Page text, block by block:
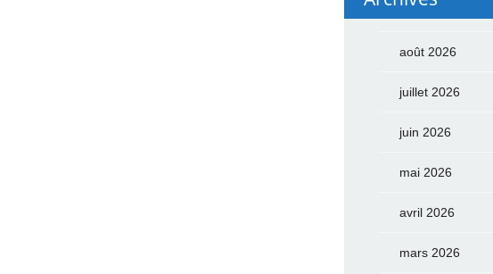
août 2026
juillet 2026
juin 2026
mai 2026
avril 2026
mars 2026